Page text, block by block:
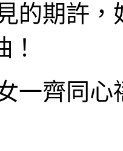
的期許
一齊同